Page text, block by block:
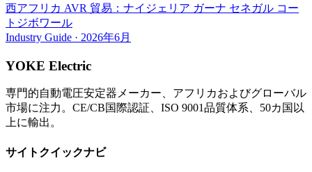
西アフリカ AVR 貿易：ナイジェリア ガーナ セネガル コー
トジボワール
Industry Guide · 2026年6月
YOKE Electric
専門的自動電圧安定器メーカー、アフリカおよびグローバル
市場に注力。CE/CB国際認証、ISO 9001品質体系、50カ国以
上に輸出。
サイトクイックナビ